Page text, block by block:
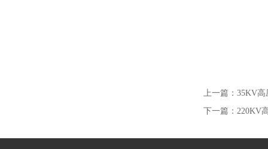
上一篇： 35KV高
下一篇： 220KV